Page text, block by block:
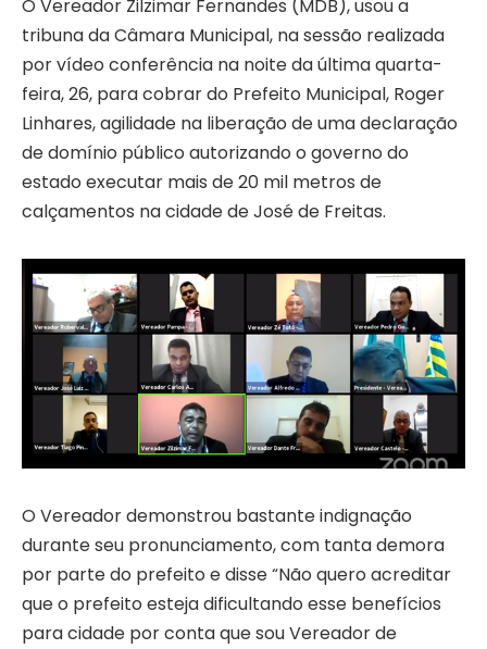
O Vereador Zilzimar Fernandes (MDB), usou a
tribuna da Câmara Municipal, na sessão realizada
por vídeo conferência na noite da última quarta-
feira, 26, para cobrar do Prefeito Municipal, Roger
Linhares, agilidade na liberação de uma declaração
de domínio público autorizando o governo do
estado executar mais de 20 mil metros de
calçamentos na cidade de José de Freitas.
O Vereador demonstrou bastante indignação
durante seu pronunciamento, com tanta demora
por parte do prefeito e disse “Não quero acreditar
que o prefeito esteja dificultando esse benefícios
para cidade por conta que sou Vereador de